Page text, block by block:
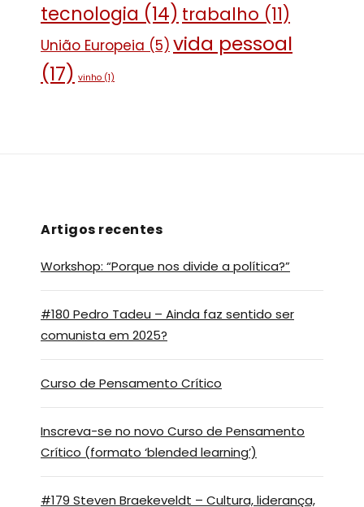
tecnologia (14) trabalho (11)
União Europeia (5) vida pessoal
(17) vinho (1)
Artigos recentes
Workshop: “Porque nos divide a política?”
#180 Pedro Tadeu – Ainda faz sentido ser
comunista em 2025?
Curso de Pensamento Crítico
Inscreva-se no novo Curso de Pensamento
Crítico (formato ‘blended learning’)
#179 Steven Braekeveldt – Cultura, liderança,